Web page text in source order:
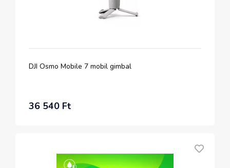
DJI Osmo Mobile 7 mobil gimbal
36 540 Ft